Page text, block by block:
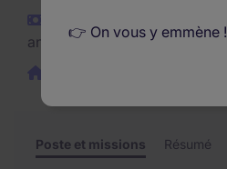
an
Poste et missions Résumé
👉 On vous y emmène !